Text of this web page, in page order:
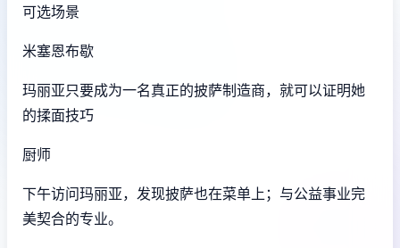
可选场景
米塞恩布歇
玛丽亚只要成为一名真正的披萨制造商，就可以证明她
的揉面技巧
厨师
下午访问玛丽亚，发现披萨也在菜单上；与公益事业完
美契合的专业。